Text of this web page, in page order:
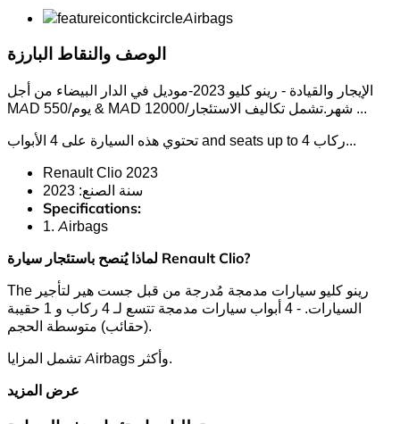
Airbags
الوصف والنقاط البارزة
الإيجار والقيادة - رينو كليو 2023-موديل في الدار البيضاء من أجل
...
تحتوي هذه السيارة على 4 الأبواب and seats up to 4 ركاب...
Renault Clio 2023
سنة الصنع: 2023
Specifications:
1. Airbags
لماذا يُنصح باستئجار سيارة Renault Clio?
The رينو كليو سيارات مدمجة مُدرجة من قبل جست هير لتأجير
السيارات. - 4 أبواب سيارات مدمجة تتسع لـ 4 ركاب و 1 حقيبة
(حقائب) متوسطة الحجم.
تشمل المزايا Airbags وأكثر.
عرض المزيد